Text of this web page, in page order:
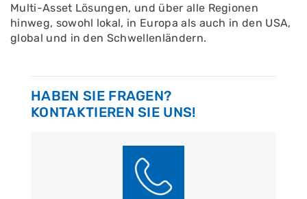
Multi-Asset Lösungen, und über alle Regionen
hinweg, sowohl lokal, in Europa als auch in den USA,
global und in den Schwellenländern.
HABEN SIE FRAGEN?
KONTAKTIEREN SIE UNS!